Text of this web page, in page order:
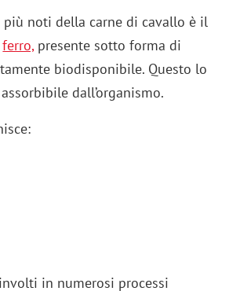
noti della carne di cavallo è il
ferro, presente sotto forma di
biodisponibile. Questo lo
dall’organismo.
in numerosi processi